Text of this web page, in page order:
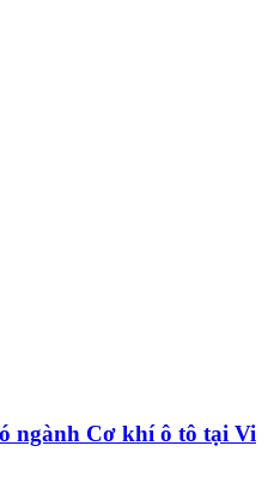
ngành Cơ khí ô tô tại Vi